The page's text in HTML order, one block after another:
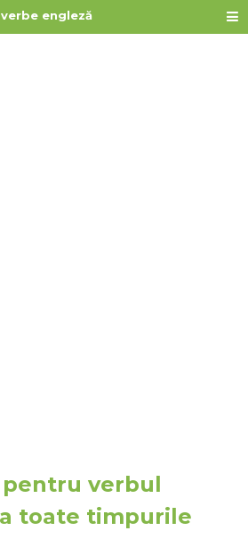
engleză
verbul
toate timpurile